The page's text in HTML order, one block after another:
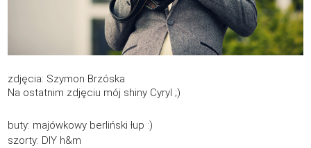
zdjęcia: Szymon Brzóska
Na ostatnim zdjęciu mój shiny Cyryl ;)
buty: majówkowy berliński łup :)
szorty: DIY h&m